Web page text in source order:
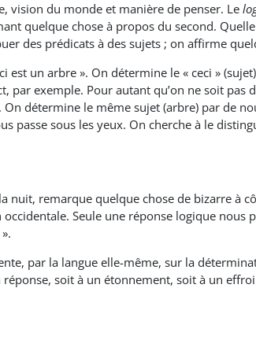
vision du monde et manière de penser. Le
quelque chose à propos du second.
des prédicats à des sujets ; on affirme
est un arbre ». On détermine le « ceci »
par exemple. Pour autant qu’on ne soit
On détermine le même sujet (arbre) par de
passe sous les yeux. On cherche à le
remarque quelque chose de bizarre à
Seule une réponse logique
par la langue elle-même, sur la
réponse, soit à un étonnement, soit à un